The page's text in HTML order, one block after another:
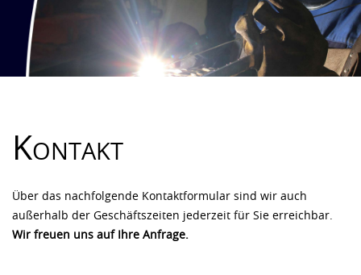
ÜBER UNS
KONTAKT
Kontakt
Über das nachfolgende Kontaktformular sind wir auch
außerhalb der Geschäftszeiten jederzeit für Sie erreichbar.
Wir freuen uns auf Ihre Anfrage.